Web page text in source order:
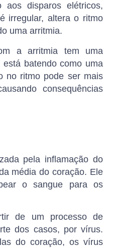
aos disparos elétricos,
irregular, altera o ritmo
uma arritmia.
a arritmia tem uma
batendo como uma
no ritmo pode ser mais
consequências
pela inflamação do
média do coração. Ele
o sangue para os
de um processo de
dos casos, por vírus.
do coração, os vírus